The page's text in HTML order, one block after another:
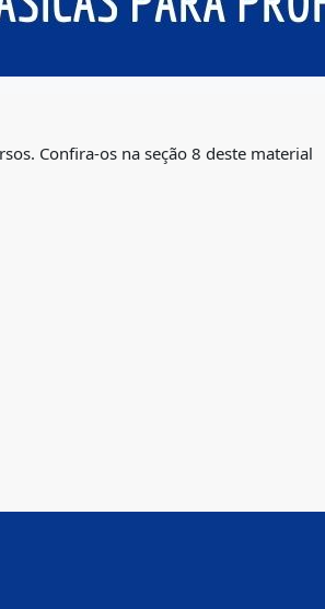
Confira-os na seção 8 deste material